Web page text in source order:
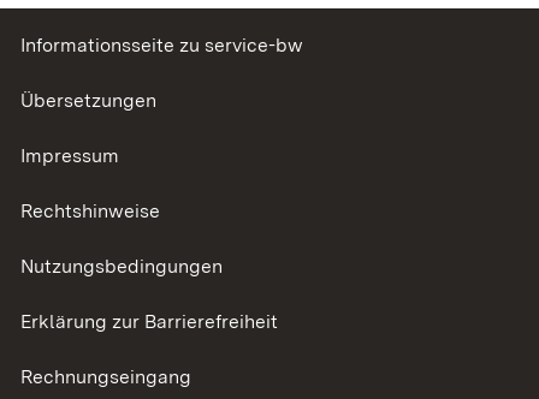
Informationsseite zu service-bw
Übersetzungen
Impressum
Rechtshinweise
Nutzungsbedingungen
Erklärung zur Barrierefreiheit
Rechnungseingang